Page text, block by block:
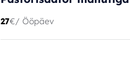
27€/ Ööpäev